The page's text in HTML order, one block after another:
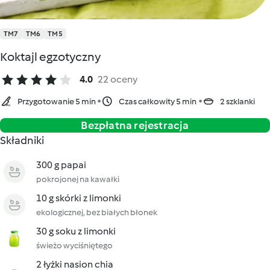
TM7 TM6 TM5
Koktajl egzotyczny
4.0 22 oceny
Przygotowanie 5 min Czas całkowity 5 min 2 szklanki
Bezpłatna rejestracja
Składniki
300 g papai
pokrojonej na kawałki
10 g skórki z limonki
ekologicznej, bez białych błonek
30 g soku z limonki
świeżo wyciśniętego
2 łyżki nasion chia